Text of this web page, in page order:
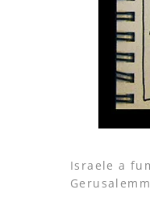
Israele a